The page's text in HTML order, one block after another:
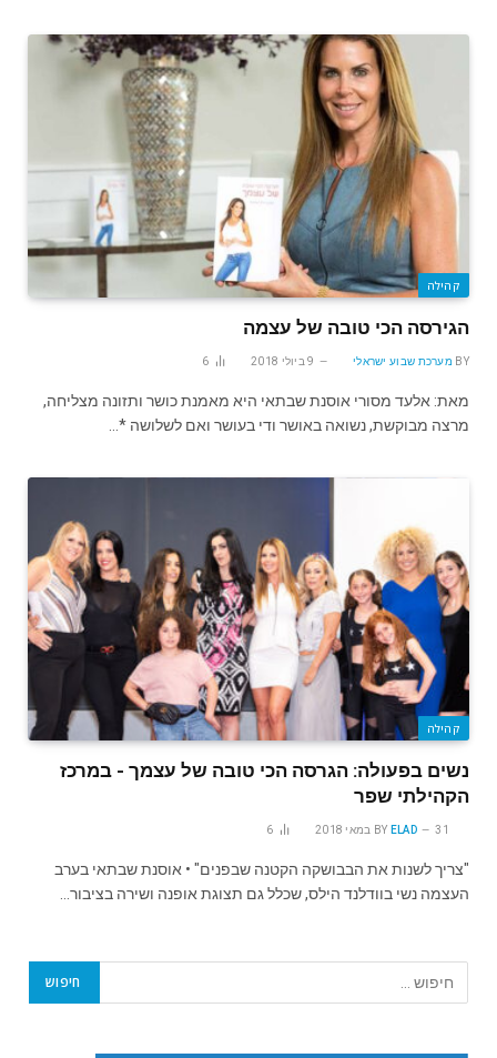
קהילה
הגירסה הכי טובה של עצמה
BY מערכת שבוע ישראלי 9 ביולי 2018 6
מאת: אלעד מסורי אוסנת שבתאי היא מאמנת כושר ותזונה מצליחה,
מרצה מבוקשת, נשואה באושר ודי בעושר ואם לשלושה *…
קהילה
נשים בפעולה‬: ‫הגרסה הכי טובה של עצמך‬ ‫‪ -‬במרכז
הקהילתי שפר ‫
BY ELAD 31 במאי 2018 6
"צריך לשנות את הבבושקה הקטנה שבפנים" • אוסנת שבתאי בערב
העצמה נשי בוודלנד הילס, שכלל גם תצוגת אופנה ושירה בציבור…